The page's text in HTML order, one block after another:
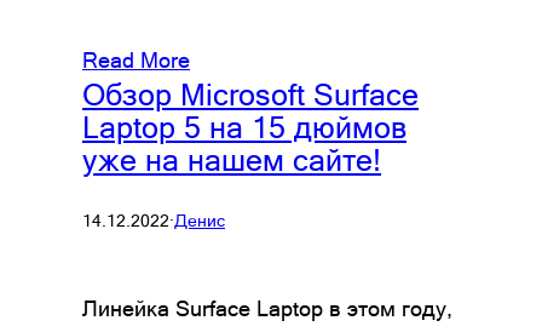
Read More
Обзор Microsoft Surface
Laptop 5 на 15 дюймов
уже на нашем сайте!
14.12.2022·Денис
Линейка Surface Laptop в этом году,